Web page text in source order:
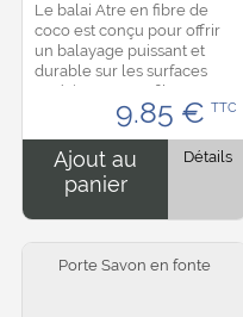
Le balai Atre en fibre de
coco est conçu pour offrir
un balayage puissant et
durable sur les surfaces
extérieures. Ses fibres
naturelles rigides
permettent de décoller
efficacement la poussière,...
9.85 € TTC
Ajout au
panier
Détails
Porte Savon en fonte